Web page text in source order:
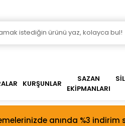
anında %3 indirim
KURŞUNLAR
SAZAN
EKİPMANLARI